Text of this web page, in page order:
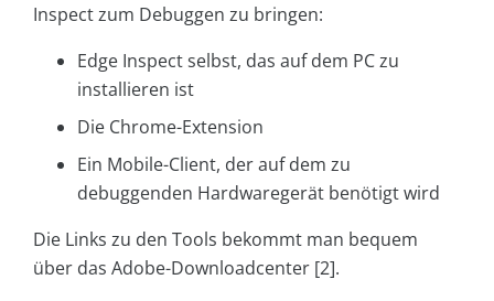
Inspect zum Debuggen zu bringen:
Edge Inspect selbst, das auf dem PC zu
installieren ist
Die Chrome-Extension
Ein Mobile-Client, der auf dem zu
debuggenden Hardwaregerät benötigt wird
Die Links zu den Tools bekommt man bequem
über das Adobe-Downloadcenter [2].